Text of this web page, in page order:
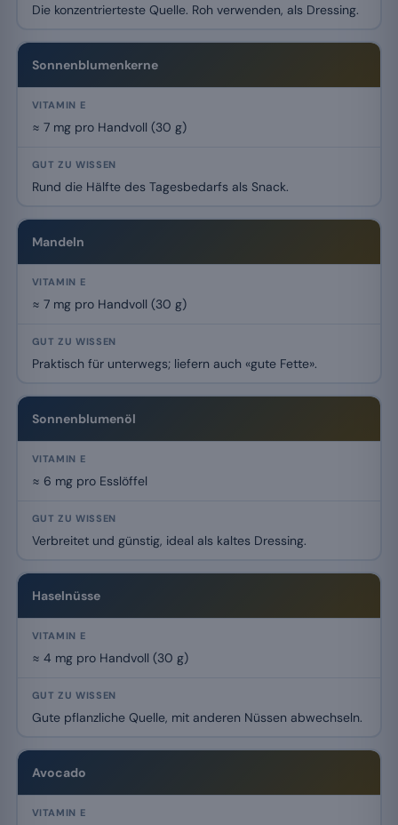
Die konzentrierteste Quelle. Roh verwenden, als Dressing.
Sonnenblumenkerne
≈ 7 mg pro Handvoll (30 g)
Rund die Hälfte des Tagesbedarfs als Snack.
Mandeln
≈ 7 mg pro Handvoll (30 g)
Praktisch für unterwegs; liefern auch «gute Fette».
Sonnenblumenöl
≈ 6 mg pro Esslöffel
Verbreitet und günstig, ideal als kaltes Dressing.
Haselnüsse
≈ 4 mg pro Handvoll (30 g)
Gute pflanzliche Quelle, mit anderen Nüssen abwechseln.
Avocado